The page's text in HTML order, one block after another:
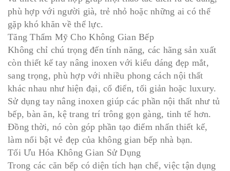
phù hợp với người già, trẻ nhỏ hoặc những ai có thể
gặp khó khăn về thể lực.
Tăng Thẩm Mỹ Cho Không Gian Bếp
Không chỉ chú trọng đến tính năng, các hãng sản xuất
còn thiết kế tay nâng inoxen với kiểu dáng đẹp mắt,
sang trọng, phù hợp với nhiều phong cách nội thất
khác nhau như hiện đại, cổ điển, tối giản hoặc luxury.
Sử dụng tay nâng inoxen giúp các phần nội thất như tủ
bếp, bàn ăn, kệ trang trí trông gọn gàng, tinh tế hơn.
Đồng thời, nó còn góp phần tạo điểm nhấn thiết kế,
làm nổi bật vẻ đẹp của không gian bếp nhà bạn.
Tối Ưu Hóa Không Gian Sử Dụng
Trong các căn bếp có diện tích hạn chế, việc tận dụng